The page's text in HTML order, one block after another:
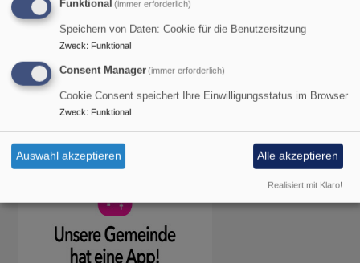
Projekt vor, für das wir dann jede Konfirmandin und
jeden Konfirmanden um eine Spende bitten.
Churchpool
Funktional (immer erforderlich)
Speichern von Daten: Cookie für die Benutzersitzung
Zweck: Funktional
Consent Manager(immer erforderlich)
Cookie Consent speichert Ihre Einwilligungsstatus im Browser
Zweck: Funktional
Auswahl akzeptieren Alle akzeptieren
Realisiert mit Klaro!